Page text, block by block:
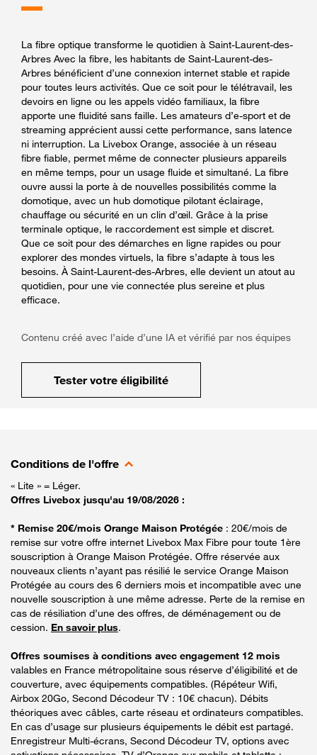
La fibre optique transforme le quotidien à Saint-Laurent-des-
Arbres Avec la fibre, les habitants de Saint-Laurent-des-
Arbres bénéficient d’une connexion internet stable et rapide
pour toutes leurs activités. Que ce soit pour le télétravail, les
devoirs en ligne ou les appels vidéo familiaux, la fibre
apporte une fluidité sans faille. Les amateurs d’e-sport et de
streaming apprécient aussi cette performance, sans latence
ni interruption. La Livebox Orange, associée à un réseau
fibre fiable, permet même de connecter plusieurs appareils
en même temps, pour un usage fluide et simultané. La fibre
ouvre aussi la porte à de nouvelles possibilités comme la
domotique, avec un hub domotique pilotant éclairage,
chauffage ou sécurité en un clin d’œil. Grâce à la prise
terminale optique, le raccordement est simple et discret.
Que ce soit pour des démarches en ligne rapides ou pour
explorer des mondes virtuels, la fibre s’adapte à tous les
besoins. À Saint-Laurent-des-Arbres, elle devient un atout au
quotidien, pour une vie connectée plus sereine et plus
efficace.
Contenu créé avec l’aide d’une IA et vérifié par nos équipes
Tester votre éligibilité
Conditions de l'offre
« Lite » = Léger.
Offres Livebox jusqu'au 19/08/2026 :
* Remise 20€/mois Orange Maison Protégée : 20€/mois de
remise sur votre offre internet Livebox Max Fibre pour toute 1ère
souscription à Orange Maison Protégée. Offre réservée aux
nouveaux clients n’ayant pas résilié le service Orange Maison
Protégée au cours des 6 derniers mois et incompatible avec une
nouvelle souscription à une même adresse. Perte de la remise en
cas de résiliation d’une des offres, de déménagement ou de
cession. En savoir plus.
Offres soumises à conditions avec engagement 12 mois
valables en France métropolitaine sous réserve d’éligibilité et de
couverture, avec équipements compatibles. (Répéteur Wifi,
Airbox 20Go, Second Décodeur TV : 10€ chacun). Débits
théoriques avec câbles, carte réseau et ordinateurs compatibles.
En cas d’usage sur plusieurs équipements le débit est partagé.
Enregistreur Multi-écrans, Second Décodeur TV, options avec